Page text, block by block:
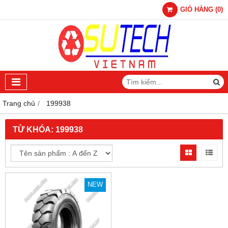
GIỎ HÀNG (0)
Trang chủ 199938
TỪ KHÓA: 199938
NEW